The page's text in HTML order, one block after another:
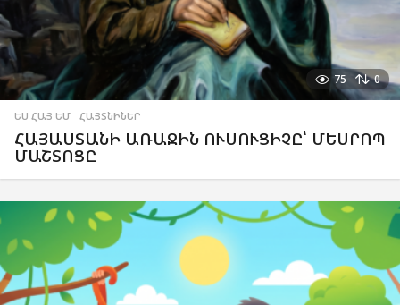
75 0
ԵՍ ՀԱՅ ԵՄ ,ՀԱՅՏՆԻՆԵՐ
ՀԱՅԱՍՏԱՆԻ ԱՌԱՋԻՆ ՈՒՍՈՒՑԻՉԸ՝ ՄԵՍՐՈՊ
ՄԱՇՏՈՑԸ